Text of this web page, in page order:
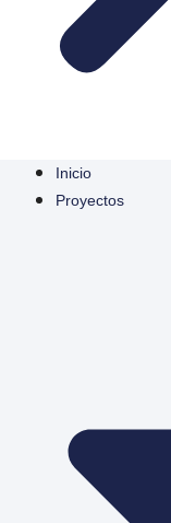
Inicio
Proyectos